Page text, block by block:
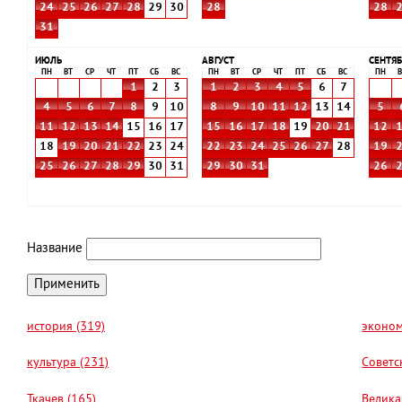
24
25 26 27 28 29
30
31
28
28
ИЮЛЬ
ПН ВТ СР ЧТ СБ ВС
1 2
3
4
5 6 7 8 9
10
11
12 13 14 15 16
17
18
19 20 21 22 23
24
25
26 27 28 29 30 31
АВГУСТ
ПН ВТ СР ЧТ СБ ВС
1 2 3 4 5 6
7
8
9 10 11 12 13
14
15
16 17 18 19 20
21
22
23 24 25 26 27
28
29
30 31
ПН
5
12
19
26
Название
история (319)
культура (231)
Ткачев (165)